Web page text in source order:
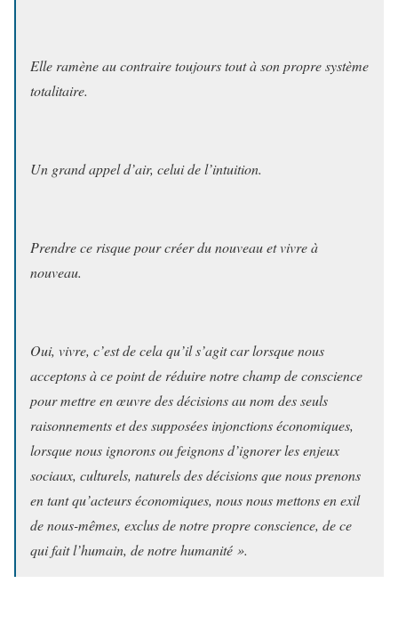
Elle ramène au contraire toujours tout à son propre système
totalitaire.
Un grand appel d’air, celui de l’intuition.
Prendre ce risque pour créer du nouveau et vivre à
nouveau.
Oui, vivre, c’est de cela qu’il s’agit car lorsque nous
acceptons à ce point de réduire notre champ de conscience
pour mettre en œuvre des décisions au nom des seuls
raisonnements et des supposées injonctions économiques,
lorsque nous ignorons ou feignons d’ignorer les enjeux
sociaux, culturels, naturels des décisions que nous prenons
en tant qu’acteurs économiques, nous nous mettons en exil
de nous-mêmes, exclus de notre propre conscience, de ce
qui fait l’humain, de notre humanité ».